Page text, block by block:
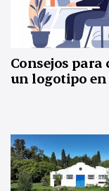
Consejos para
un logotipo